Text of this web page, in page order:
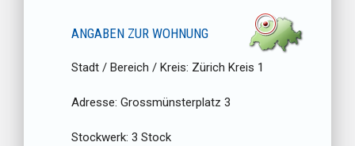
ANGABEN ZUR WOHNUNG
Stadt / Bereich / Kreis: Zürich Kreis 1
Adresse: Grossmünsterplatz 3
Stockwerk: 3 Stock